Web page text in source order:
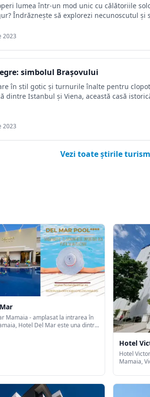
lumea într-un mod unic cu călătoriile
Îndrăznește să explorezi necunoscutul
2023
simbolul Brașovului
în stil gotic și turnurile înalte pentru
dintre Istanbul și Viena, această casă
2023
Vezi toate știrile turism
Mamaia - amplasat la intrarea în
Hotel Del Mar este una dintre
Hotel
Hotel
Mamaia,
dragi.
Victoria
marea,